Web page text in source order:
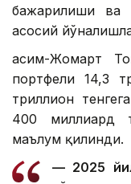
бажарилиши ва
асосий
Қасим-Жомарт
портфели 14,3
триллион
400 миллиард
маълум қилинди.
— 2025